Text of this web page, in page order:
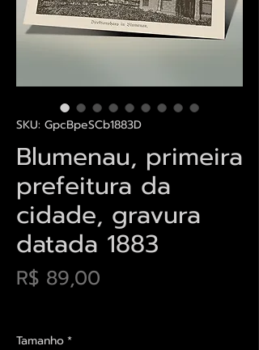
SKU: GpcBpeSCb1883D
Blumenau, primeira
prefeitura da
cidade, gravura
datada 1883
R$ 89,00
Tamanho*